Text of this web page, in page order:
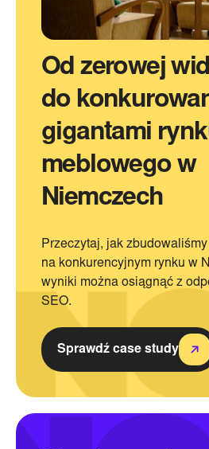
Od zerowej
do
gigantami
meblowego w
Niemczech
Przeczytaj, jak
na konkurencyjnym rynku w
wyniki można osiągnąć z
SEO.
Sprawdź case study